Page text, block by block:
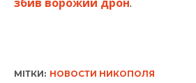
МІТКИ: НОВОСТИ НИКОПОЛЯ